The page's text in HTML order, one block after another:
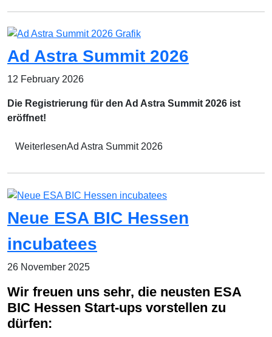
Ad Astra Summit 2026
12 February 2026
Die Registrierung für den Ad Astra Summit 2026 ist
eröffnet!
WeiterlesenAd Astra Summit 2026
Neue ESA BIC Hessen
incubatees
26 November 2025
Wir freuen uns sehr, die neusten ESA
BIC Hessen Start-ups vorstellen zu
dürfen: